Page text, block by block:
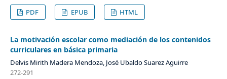
PDF
EPUB HTML
La motivación escolar como mediación de los contenidos
curriculares en básica primaria
Delvis Mirith Madera Mendoza, José Ubaldo Suarez Aguirre
272-291